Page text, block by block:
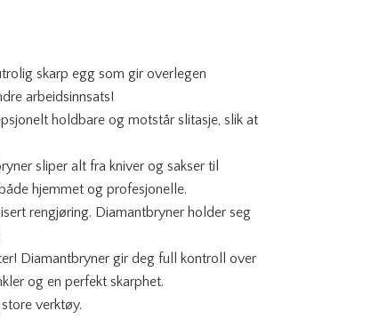
skarp egg som gir overlegen
arbeidsinnsats!
holdbare og motstår slitasje, slik at
sliper alt fra kniver og sakser til
hjemmet og profesjonelle.
rengjøring. Diamantbryner holder seg
Diamantbryner gir deg full kontroll over
og en perfekt skarphet.
verktøy.